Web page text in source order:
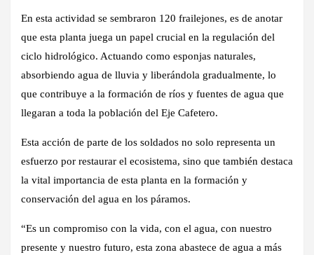
En esta actividad se sembraron 120 frailejones, es de anotar
que esta planta juega un papel crucial en la regulación del
ciclo hidrológico. Actuando como esponjas naturales,
absorbiendo agua de lluvia y liberándola gradualmente, lo
que contribuye a la formación de ríos y fuentes de agua que
llegaran a toda la población del Eje Cafetero.
Esta acción de parte de los soldados no solo representa un
esfuerzo por restaurar el ecosistema, sino que también destaca
la vital importancia de esta planta en la formación y
conservación del agua en los páramos.
“Es un compromiso con la vida, con el agua, con nuestro
presente y nuestro futuro, esta zona abastece de agua a más